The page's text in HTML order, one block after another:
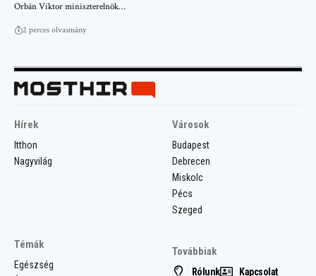
Orbán Viktor miniszterelnök…
2 perces olvasmány
Hírek
Itthon
Nagyvilág
Városok
Budapest
Debrecen
Miskolc
Pécs
Szeged
Témák
Egészség
Továbbiak
Rólunk Kapcsolat